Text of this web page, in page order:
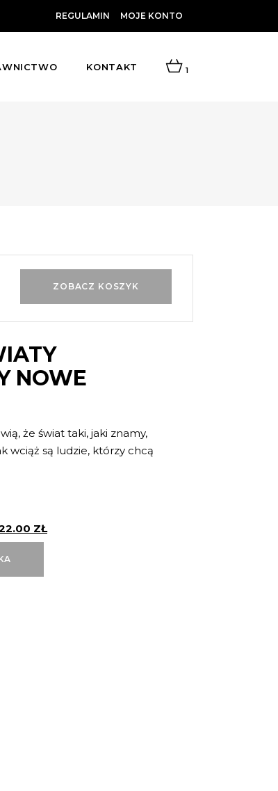
REGULAMIN MOJE KONTO
KONTAKT 1
ZOBACZ KOSZYK
NOWE
że świat taki, jaki znamy,
wciąż są ludzie, którzy chcą
ZŁ